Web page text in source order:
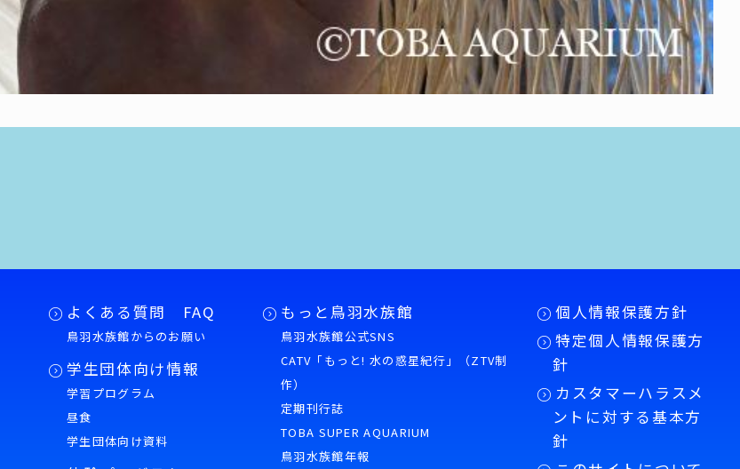
よくある質問 FAQ
鳥羽水族館からのお願い
学生団体向け情報
学習プログラム
昼食
学生団体向け資料
もっと鳥羽水族館
鳥羽水族館公式SNS
CATV「もっと! 水の惑星紀行」（ZTV制
作）
定期刊行誌
TOBA SUPER AQUARIUM
鳥羽水族館年報
個人情報保護方針
特定個人情報保護方
針
カスタマーハラスメ
ントに対する基本方
針